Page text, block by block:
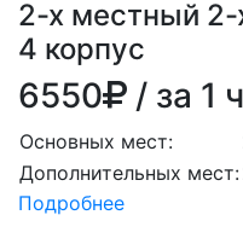
2-х местный
4 корпус
6550 / за 1
Основных мест:
Дополнительных мест:
Подробнее